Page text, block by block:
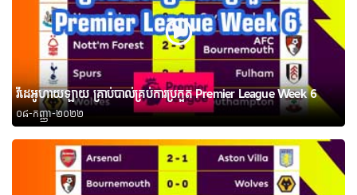
វីដេអូហាយឡាយ គ្រាប់បាល់គ្រប់ការប្រកួត Premier League Week 6
០៨-កញ្ញា-២០២២